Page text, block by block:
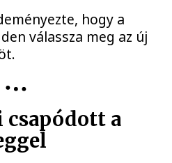
hogy a
válassza meg az új
csapódott a